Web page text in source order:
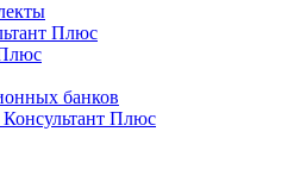
Плюс
банков
Плюс